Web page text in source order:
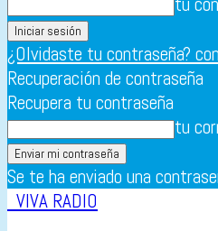
¿Olvidaste tu contraseña?
Recuperación de contraseña
Recupera tu contraseña
tu
Se te ha enviado una
VIVA RADIO